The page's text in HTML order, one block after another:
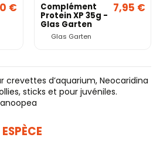
€ Complément
Protein XP 35g -
Glas Garten
Glas Garten
7,95 €
crevettes d’aquarium, Neocaridina
sticks et pour juvéniles.